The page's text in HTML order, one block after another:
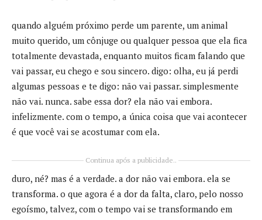
quando alguém próximo perde um parente, um animal
muito querido, um cônjuge ou qualquer pessoa que ela fica
totalmente devastada, enquanto muitos ficam falando que
vai passar, eu chego e sou sincero. digo: olha, eu já perdi
algumas pessoas e te digo: não vai passar. simplesmente
não vai. nunca. sabe essa dor? ela não vai embora.
infelizmente. com o tempo, a única coisa que vai acontecer
é que você vai se acostumar com ela.
Continua após a publicidade..
duro, né? mas é a verdade. a dor não vai embora. ela se
transforma. o que agora é a dor da falta, claro, pelo nosso
egoísmo, talvez, com o tempo vai se transformando em